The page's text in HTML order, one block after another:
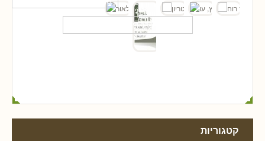
קטגוריות